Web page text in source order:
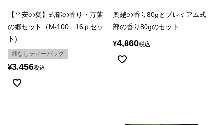
【平安の宴】式部の香り・万葉
の郷セット（M-100 16ｐセッ
ト)
紐なしティーバッグ
¥3,456税込
奥越の香り80gとプレミアム式
部の香り80gのセット
¥4,860税込